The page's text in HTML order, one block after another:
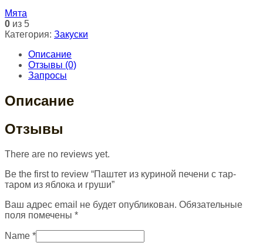
Мята
0 из 5
Категория: Закуски
Описание
Отзывы (0)
Запросы
Описание
Отзывы
There are no reviews yet.
Be the first to review “Паштет из куриной печени с тар-
таром из яблока и груши”
Ваш адрес email не будет опубликован. Обязательные
поля помечены *
Name *